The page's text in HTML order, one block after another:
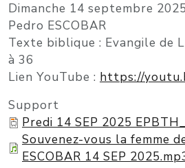
Dimanche 14 septembre
Pedro ESCOBAR
Texte biblique : Evangile de
à 36
Lien YouTube : https://
Support
Predi 14 SEP 2025
Souvenez-vous la femme
ESCOBAR 14 SEP